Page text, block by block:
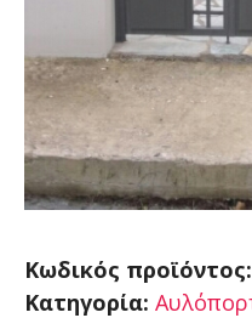
Κωδικός προϊόντος:
Κατηγορία: